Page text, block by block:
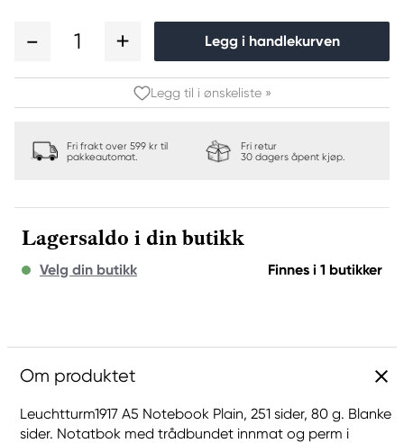
1 Legg i handlekurven
Legg til i ønskeliste »
Fri frakt over 599 kr til
pakkeautomat.
Fri retur
30 dagers åpent kjøp.
Lagersaldo i din butikk
Velg din butikk Finnes i 1 butikker
Om produktet
Leuchtturm1917 A5 Notebook Plain, 251 sider, 80 g. Blanke
sider. Notatbok med trådbundet innmat og perm i